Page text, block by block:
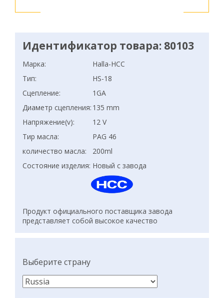
Идентификатор товара: 80103
Марка:
Halla-HCC
Тип:
HS-18
Сцепление:
1GA
Диаметр сцепления: 135 mm
Напряжение(v):
12 V
Тир масла:
PAG 46
количество масла:
200ml
Состояние изделия: Новый с завода
Продукт официального поставщика завода
представляет собой высокое качество
Выберите страну